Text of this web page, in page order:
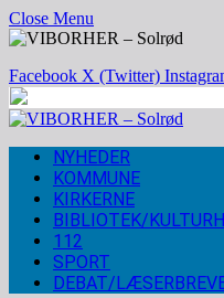
Close Menu
Facebook X (Twitter)
NYHEDER
KOMMUNE
KIRKERNE
BIBLIOTEK/
112
SPORT
DEBAT/